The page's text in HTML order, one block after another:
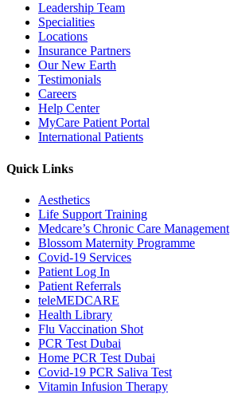
Leadership Team
Specialities
Locations
Insurance Partners
Our New Earth
Testimonials
Careers
Help Center
MyCare Patient Portal
International Patients
Quick Links
Aesthetics
Life Support Training
Medcare’s Chronic Care Management
Blossom Maternity Programme
Covid-19 Services
Patient Log In
Patient Referrals
teleMEDCARE
Health Library
Flu Vaccination Shot
PCR Test Dubai
Home PCR Test Dubai
Covid-19 PCR Saliva Test
Vitamin Infusion Therapy